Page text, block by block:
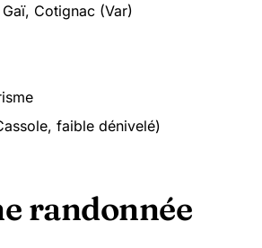
Cotignac (Var)
faible dénivelé)
randonnée